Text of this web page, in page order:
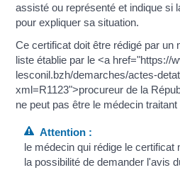
assisté ou représenté et indique si
pour expliquer sa situation.
Ce certificat doit être rédigé par un
liste établie par le <a href="https://
lesconil.bzh/demarches/actes-
xml=R1123">procureur de la
ne peut pas être le médecin
Attention :
le médecin qui rédige le
la possibilité de demander l'avis